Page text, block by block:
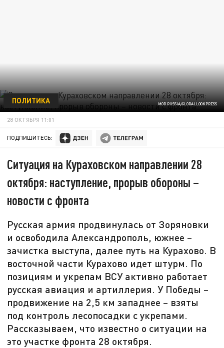
MOD RUSSIA/GLOBALLOOKPRESS
ПОЛИТИКА
28 ОКТЯБРЯ 11:01
ПОДПИШИТЕСЬ:
Ситуация на Кураховском направлении 28
октября: наступление, прорыв обороны –
новости с фронта
Русская армия продвинулась от Зоряновки
и освободила Александрополь, южнее –
зачистка выступа, далее путь на Курахово. В
восточной части Курахово идет штурм. По
позициям и укрепам ВСУ активно работает
русская авиация и артиллерия. У Победы –
продвижение на 2,5 км западнее – взяты
под контроль лесопосадки с укрепами.
Рассказываем, что известно о ситуации на
это участке фронта 28 октября.